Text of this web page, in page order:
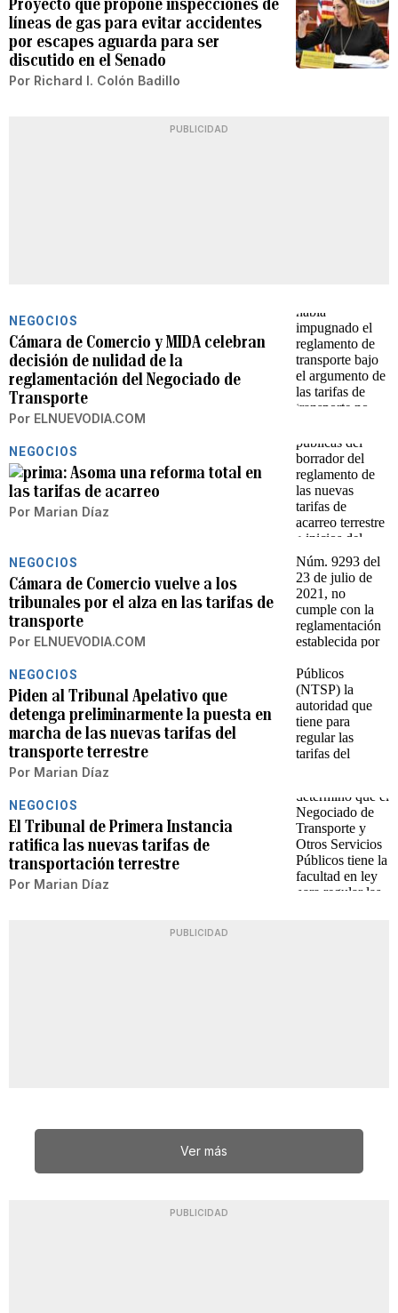
Proyecto que propone inspecciones de
líneas de gas para evitar accidentes
por escapes aguarda para ser
discutido en el Senado
Por Richard I. Colón Badillo
PUBLICIDAD
NEGOCIOS
Cámara de Comercio y MIDA celebran
decisión de nulidad de la
reglamentación del Negociado de
Transporte
Por ELNUEVODIA.COM
NEGOCIOS
Asoma una reforma total en
las tarifas de acarreo
Por Marian Díaz
NEGOCIOS
Cámara de Comercio vuelve a los
tribunales por el alza en las tarifas de
transporte
Por ELNUEVODIA.COM
NEGOCIOS
Piden al Tribunal Apelativo que
detenga preliminarmente la puesta en
marcha de las nuevas tarifas del
transporte terrestre
Por Marian Díaz
NEGOCIOS
El Tribunal de Primera Instancia
ratifica las nuevas tarifas de
transportación terrestre
Por Marian Díaz
PUBLICIDAD
Ver más
PUBLICIDAD